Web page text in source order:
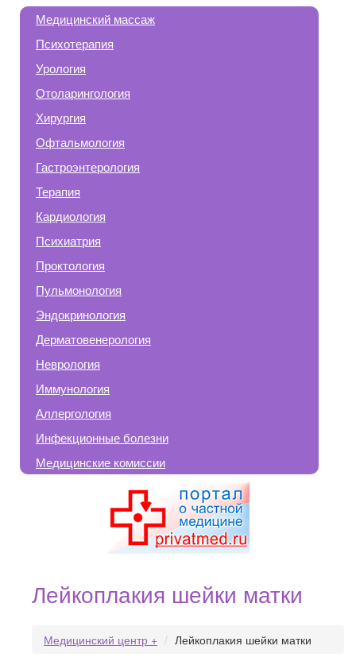
Медицинский массаж
Психотерапия
Урология
Отоларингология
Хирургия
Офтальмология
Гастроэнтерология
Терапия
Кардиология
Психиатрия
Проктология
Пульмонология
Эндокринология
Дерматовенерология
Неврология
Иммунология
Аллергология
Инфекционные болезни
Медицинские комиссии
Лейкоплакия шейки матки
Медицинский центр + Лейкоплакия шейки матки